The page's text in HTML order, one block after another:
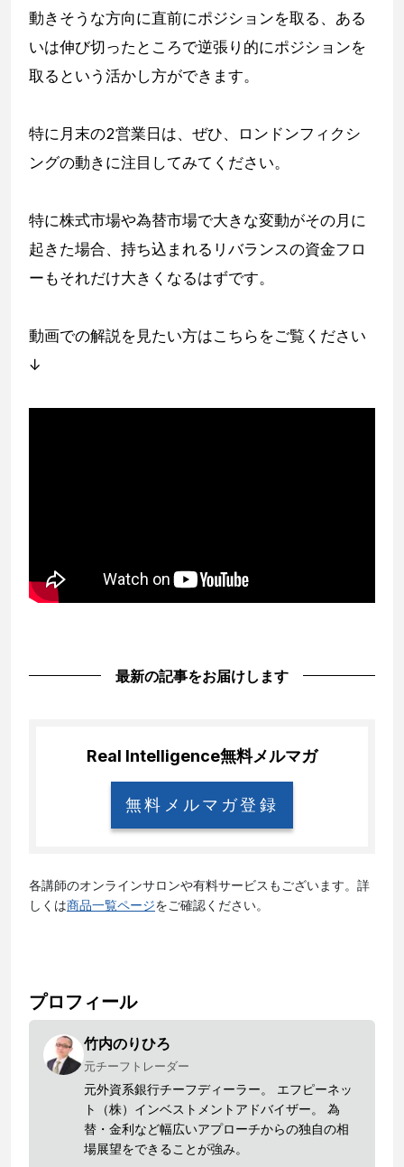
動きそうな方向に直前にポジションを取る、ある
いは伸び切ったところで逆張り的にポジションを
取るという活かし方ができます。
特に月末の2営業日は、ぜひ、ロンドンフィクシ
ングの動きに注目してみてください。
特に株式市場や為替市場で大きな変動がその月に
起きた場合、持ち込まれるリバランスの資金フロ
ーもそれだけ大きくなるはずです。
動画での解説を見たい方はこちらをご覧ください
↓
最新の記事をお届けします
Real Intelligence無料メルマガ
無料メルマガ登録
各講師のオンラインサロンや有料サービスもございます。詳
しくは商品一覧ページをご確認ください。
プロフィール
竹内のりひろ
元チーフトレーダー
元外資系銀行チーフディーラー。 エフピーネッ
ト（株）インベストメントアドバイザー。 為
替・金利など幅広いアプローチからの独自の相
場展望をできることが強み。